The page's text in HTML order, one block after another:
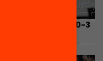
i equitativa al 0-3